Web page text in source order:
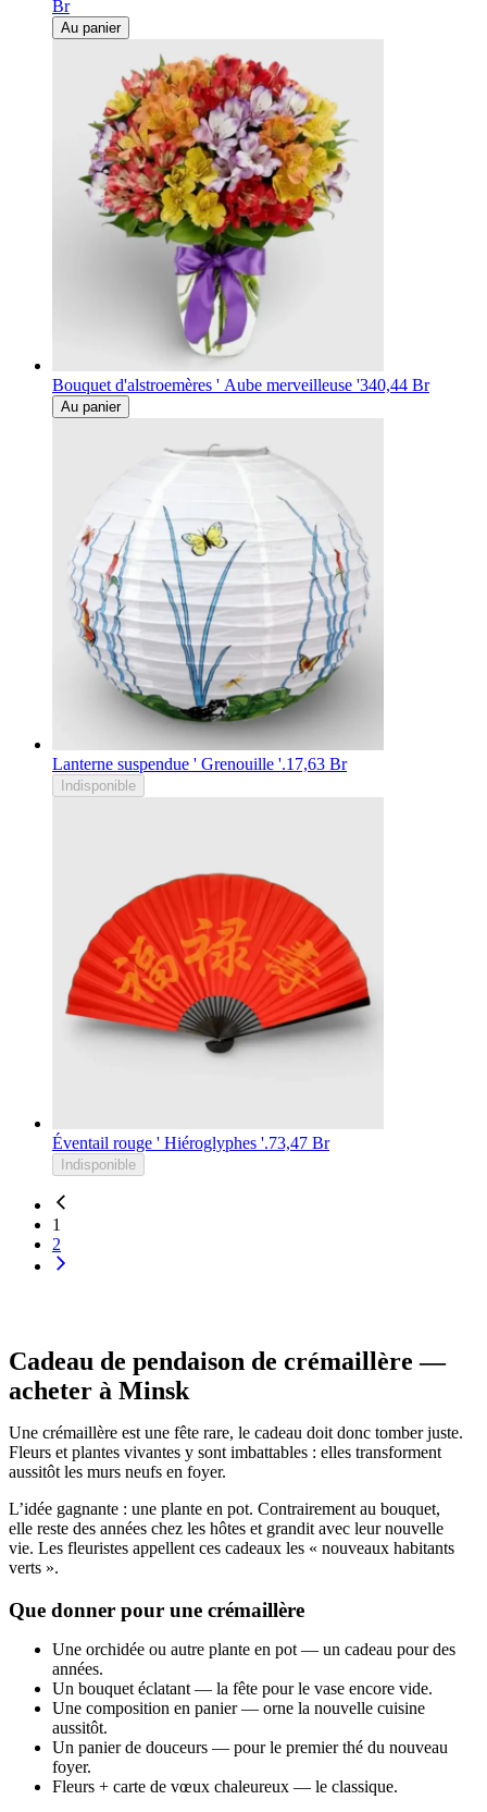
Br
Au panier
Bouquet d'alstroemères ' Aube merveilleuse '340,44 Br
Au panier
Lanterne suspendue ' Grenouille '.17,63 Br
Indisponible
Éventail rouge ' Hiéroglyphes '.73,47 Br
Indisponible
1
2
Cadeau de pendaison de crémaillère —
acheter à Minsk
Une crémaillère est une fête rare, le cadeau doit donc tomber juste.
Fleurs et plantes vivantes y sont imbattables : elles transforment
aussitôt les murs neufs en foyer.
L’idée gagnante : une plante en pot. Contrairement au bouquet,
elle reste des années chez les hôtes et grandit avec leur nouvelle
vie. Les fleuristes appellent ces cadeaux les « nouveaux habitants
verts ».
Que donner pour une crémaillère
Une orchidée ou autre plante en pot — un cadeau pour des
années.
Un bouquet éclatant — la fête pour le vase encore vide.
Une composition en panier — orne la nouvelle cuisine
aussitôt.
Un panier de douceurs — pour le premier thé du nouveau
foyer.
Fleurs + carte de vœux chaleureux — le classique.